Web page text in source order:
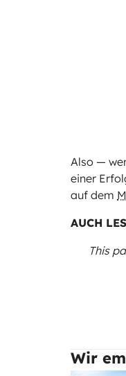
Also —
einer
auf dem
AUCH
This
Wir